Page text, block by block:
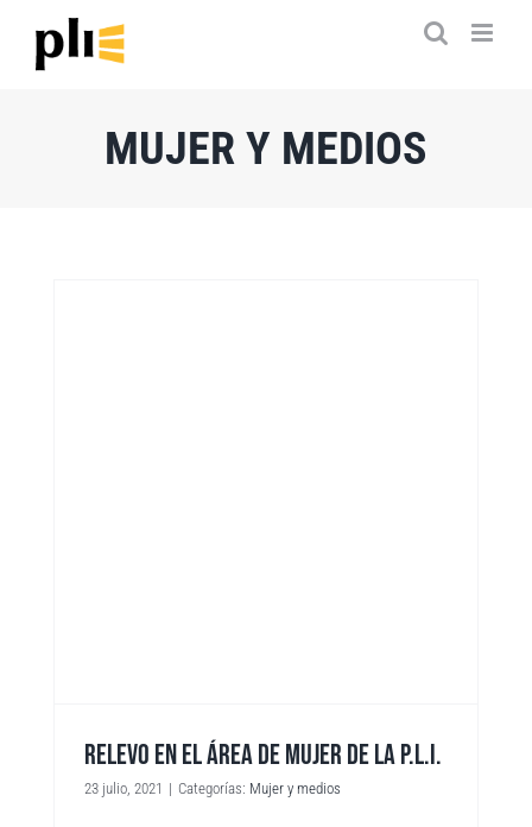
MUJER Y MEDIOS
RELEVO EN EL ÁREA DE MUJER DE LA P.L.I.
23 julio, 2021 | Categorías: Mujer y medios